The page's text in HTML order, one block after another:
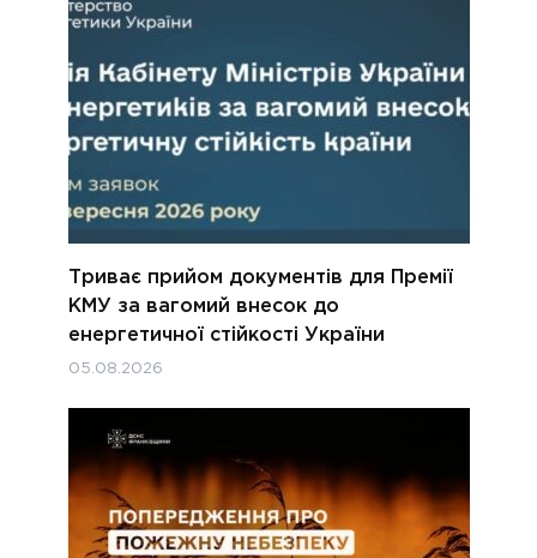
Триває прийом документів для Премії
КМУ за вагомий внесок до
енергетичної стійкості України
05.08.2026